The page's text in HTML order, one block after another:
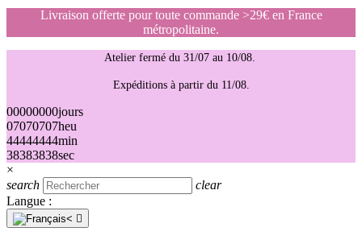
Livraison offerte pour toute commande >29€ en France
métropolitaine.
Atelier fermé du 31/07 au 10/08.
Expéditions à partir du 11/08.
00000000jours
07070707heu
44444444min
38383838sec
×
search
clear
Langue :
